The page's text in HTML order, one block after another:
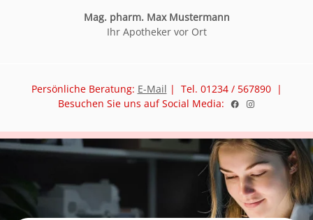
Mag. pharm. Max Mustermann
Ihr Apotheker vor Ort
Persönliche Beratung: E-Mail | Tel. 01234 / 567890 |
Besuchen Sie uns auf Social Media: